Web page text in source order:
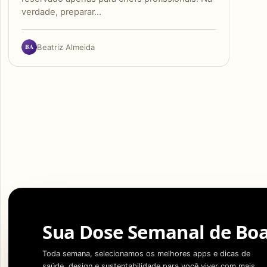
verdade, preparar…
BA Beatriz Almeida
Sua Dose Semanal de
Toda semana, selecionamos os melhores apps e dicas de